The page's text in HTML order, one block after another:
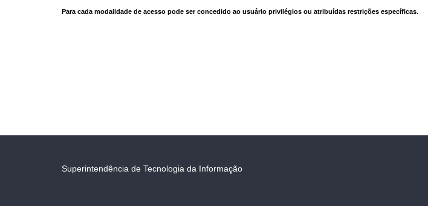
Para cada modalidade de acesso pode ser concedido ao usuário privilégios ou atribuídas restrições específicas.
Superintendência de Tecnologia da Informação